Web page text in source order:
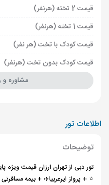
قیمت 2 تخته (هرنفر)
قیمت 1 تخته (هرنفر)
قیمت کودک با تخت (هر نفر)
قیمت کودک بدون تخت (هرنفر)
مشاوره و
اطلاعات تور
توضیحات
⭐️ + پرواز ایرعربیا✈️ + بیمه